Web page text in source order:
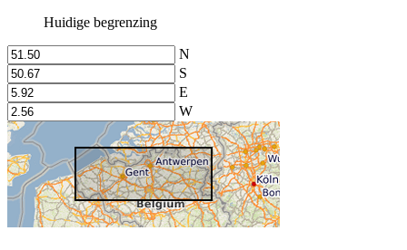
Huidige begrenzing
N
S
E
W